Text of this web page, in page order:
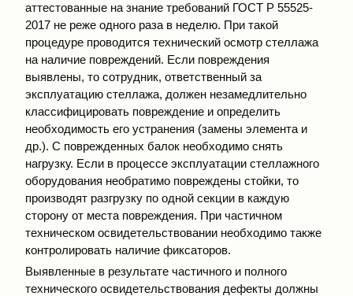
аттестованные на знание требований ГОСТ Р 55525-
2017 не реже одного раза в неделю. При такой
процедуре проводится технический осмотр стеллажа
на наличие повреждений. Если повреждения
выявлены, то сотрудник, ответственный за
эксплуатацию стеллажа, должен незамедлительно
классифицировать повреждение и определить
необходимость его устранения (замены элемента и
др.). С поврежденных балок необходимо снять
нагрузку. Если в процессе эксплуатации стеллажного
оборудования необратимо повреждены стойки, то
производят разгрузку по одной секции в каждую
сторону от места повреждения. При частичном
техническом освидетельствовании необходимо также
контролировать наличие фиксаторов.
Выявленные в результате частичного и полного
технического освидетельствования дефекты должны